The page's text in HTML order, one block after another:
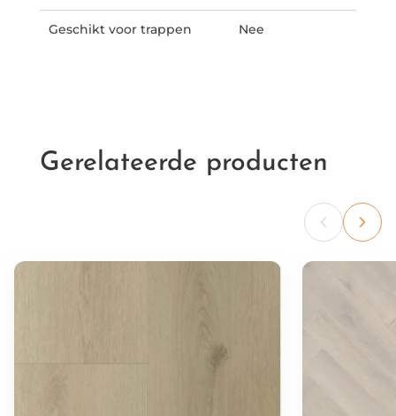
Geschikt voor trappen Nee
Gerelateerde producten